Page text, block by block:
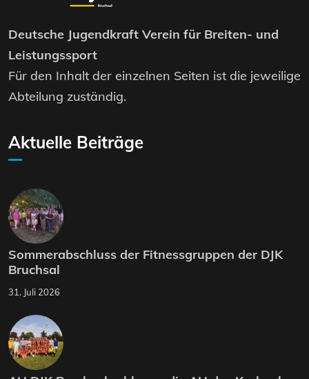
Deutsche Jugendkraft Verein für Breiten- und
Leistungssport
Für den Inhalt der einzelnen Seiten ist die jeweilige
Abteilung zuständig.
Aktuelle Beiträge
Sommerabschluss der Fitnessgruppen der DJK
Bruchsal
31. Juli 2026